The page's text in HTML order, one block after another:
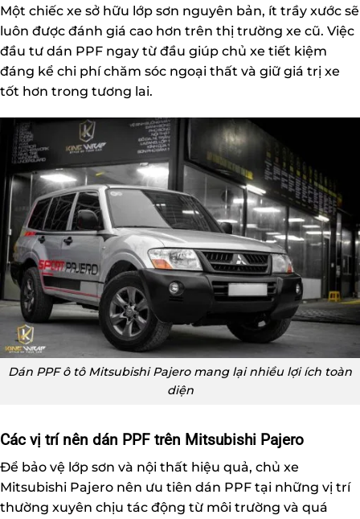
Một chiếc xe sở hữu lớp sơn nguyên bản, ít trầy xước sẽ
luôn được đánh giá cao hơn trên thị trường xe cũ. Việc
đầu tư dán PPF ngay từ đầu giúp chủ xe tiết kiệm
đáng kể chi phí chăm sóc ngoại thất và giữ giá trị xe
tốt hơn trong tương lai.
Dán PPF ô tô Mitsubishi Pajero mang lại nhiều lợi ích toàn
diện
Các vị trí nên dán PPF trên Mitsubishi Pajero
Để bảo vệ lớp sơn và nội thất hiệu quả, chủ xe
Mitsubishi Pajero nên ưu tiên dán PPF tại những vị trí
thường xuyên chịu tác động từ môi trường và quá